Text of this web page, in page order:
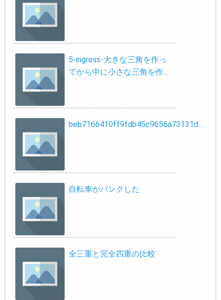
5-ingress-大きな三角を作っ
てから中に小さな三角を作…
beb7166410ff9fdb45c9656a73131d…
自転車がパンクした
全三重と完全四重の比較